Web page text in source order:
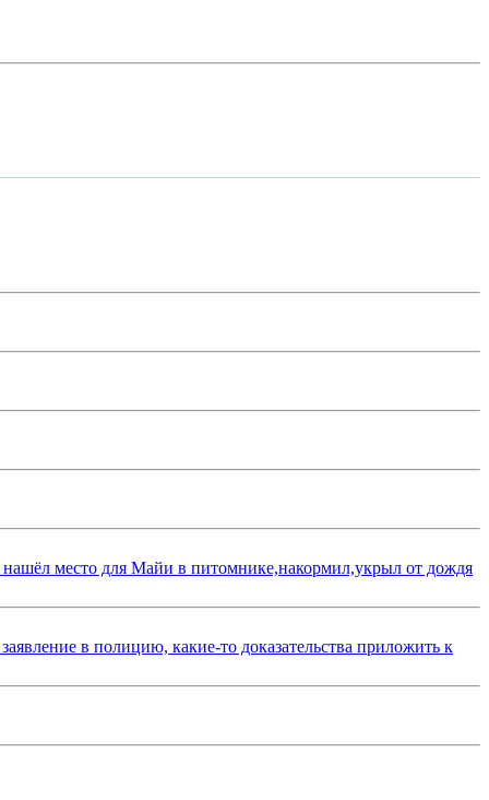
место для Майи в питомнике,накормил,укрыл от дождя
в полицию, какие-то доказательства приложить к